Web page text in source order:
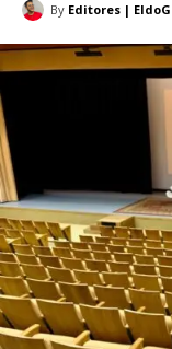
By Editores |